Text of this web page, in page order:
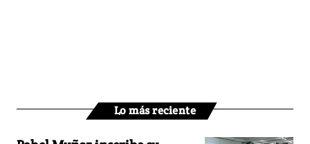
Lo más reciente